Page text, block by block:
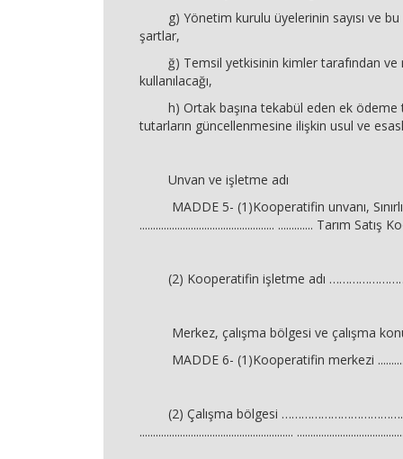
g) Yönetim kurulu üyelerinin sayısı ve bu
şartlar,
ğ) Temsil yetkisinin kimler tarafından ve
kullanılacağı,
h) Ortak başına tekabül eden ek ödeme
tutarların güncellenmesine ilişkin usul ve
Unvan ve işletme adı
MADDE 5- (1)Kooperatifin unvanı,
.................................................. ............. Tarım Satış
(2) Kooperatifin işletme adı
Merkez, çalışma bölgesi ve çalışma
MADDE 6- (1)Kooperatifin merkezi
(2) Çalışma bölgesi ……………………………….
.........................................................